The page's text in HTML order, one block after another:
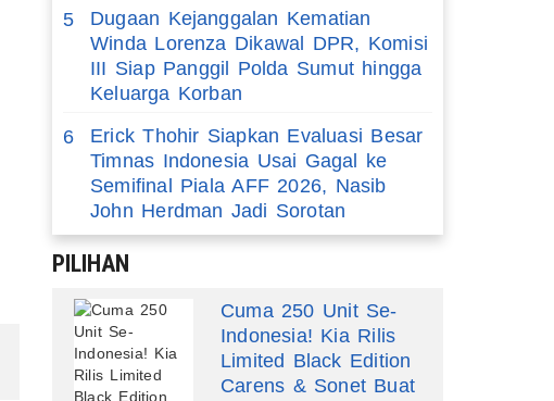
5
Dugaan Kejanggalan Kematian
Winda Lorenza Dikawal DPR, Komisi
III Siap Panggil Polda Sumut hingga
Keluarga Korban
6
Erick Thohir Siapkan Evaluasi Besar
Timnas Indonesia Usai Gagal ke
Semifinal Piala AFF 2026, Nasib
John Herdman Jadi Sorotan
PILIHAN
Cuma 250 Unit Se-
Indonesia! Kia Rilis
Limited Black Edition
Carens & Sonet Buat